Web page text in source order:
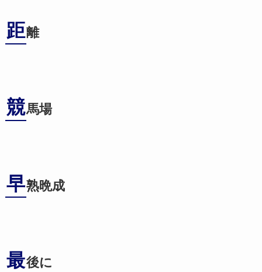
距離
競馬場
早熟晩成
最後に